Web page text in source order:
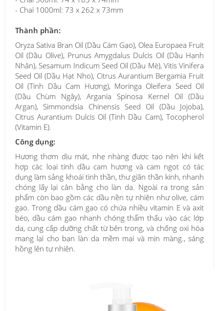
- Chai 1000ml: 73 x 262 x 73mm
Thành phần:
Oryza Sativa Bran Oil (Dầu Cám Gạo), Olea Europaea Fruit
Oil (Dầu Olive), Prunus Amygdalus Dulcis Oil (Dầu Hạnh
Nhân), Sesamum Indicum Seed Oil (Dầu Mè), Vitis Vinifera
Seed Oil (Dầu Hạt Nho), Citrus Aurantium Bergamia Fruit
Oil (Tinh Dầu Cam Hương), Moringa Oleifera Seed Oil
(Dầu Chùm Ngây), Argania Spinosa Kernel Oil (Dầu
Argan), Simmondsia Chinensis Seed Oil (Dầu Jojoba),
Citrus Aurantium Dulcis Oil (Tinh Dầu Cam), Tocopherol
(Vitamin E).
Công dụng:
Hương thơm dịu mát, nhẹ nhàng được tạo nên khi kết
hợp các loại tinh dầu cam hương và cam ngọt có tác
dụng làm sảng khoái tinh thần, thư giãn thần kinh, nhanh
chóng lấy lại cân bằng cho làn da. Ngoài ra trong sản
phẩm còn bao gồm các dầu nền tự nhiên như olive, cám
gạo. Trong dầu cám gạo có chứa nhiều vitamin E và axit
béo, dầu cám gạo nhanh chóng thẩm thấu vào các lớp
da, cung cấp dưỡng chất từ bên trong, và chống oxi hóa
mang lại cho bạn làn da mềm mại và mịn màng., sáng
hồng lên tự nhiên.